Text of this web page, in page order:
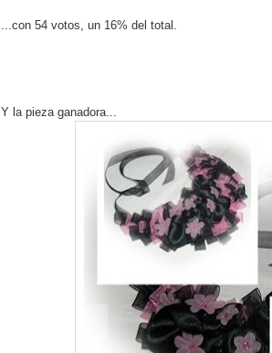
...con 54 votos, un 16% del total.
Y la pieza ganadora...